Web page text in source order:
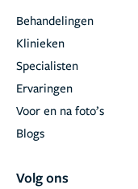
Behandelingen
Klinieken
Specialisten
Ervaringen
Voor en na foto’s
Blogs
Volg ons